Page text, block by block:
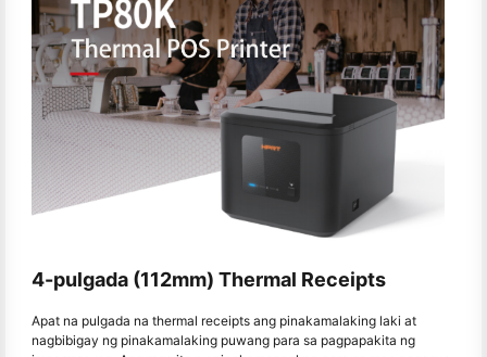
4-pulgada (112mm) Thermal Receipts
Apat na pulgada na thermal receipts ang pinakamalaking laki at
nagbibigay ng pinakamalaking puwang para sa pagpapakita ng